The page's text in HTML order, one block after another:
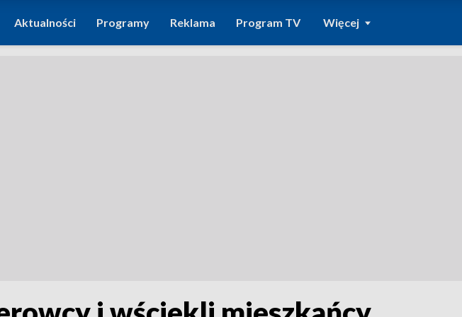
Aktualności Programy Reklama Program TV Więcej